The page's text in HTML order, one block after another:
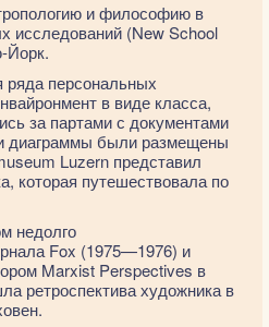
и философию в
исследований (New School
Йорк.
ряда персональных
в виде класса,
за партами с документами
диаграммы были размещены
Luzern представил
которая путешествовала по
недолго
Fox (1975—1976) и
Marxist Perspectives в
ретроспектива художника в